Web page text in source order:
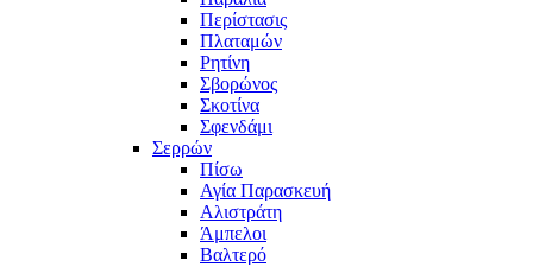
Περίστασις
Πλαταμών
Ρητίνη
Σβορώνος
Σκοτίνα
Σφενδάμι
Σερρών
Πίσω
Αγία Παρασκευή
Αλιστράτη
Άμπελοι
Βαλτερό